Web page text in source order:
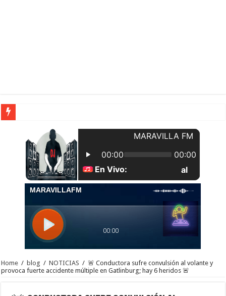
| Apunta estos lugares en tu lista de viajes para este año, ya que República
Home / blog / NOTICIAS / 🚨 Conductora sufre convulsión al volante y
provoca fuerte accidente múltiple en Gatlinburg; hay 6 heridos 🚨